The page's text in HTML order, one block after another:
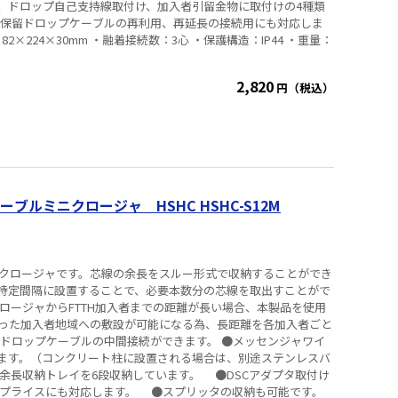
ドロップ自己支持線取付け、加入者引留金物に取付けの4種類
留ドロップケーブルの再利用、再延長の接続用にも対応しま
2,820 円（税込）
ブルミニクロージャ HSHC HSHC-S12M
ージャです。芯線の余長をスルー形式で収納することができ
定間隔に設置することで、必要本数分の芯線を取出すことがで
ジャからFTTH加入者までの距離が長い場合、本製品を使用
た加入者地域への敷設が可能になる為、長距離を各加入者ごと
ロップケーブルの中間接続ができます。 ●メッセンジャワイ
す。（コンクリート柱に設置される場合は、別途ステンレスバ
長収納トレイを6段収納しています。 ●DSCアダプタ取付け
ライスにも対応します。 ●スプリッタの収納も可能です。